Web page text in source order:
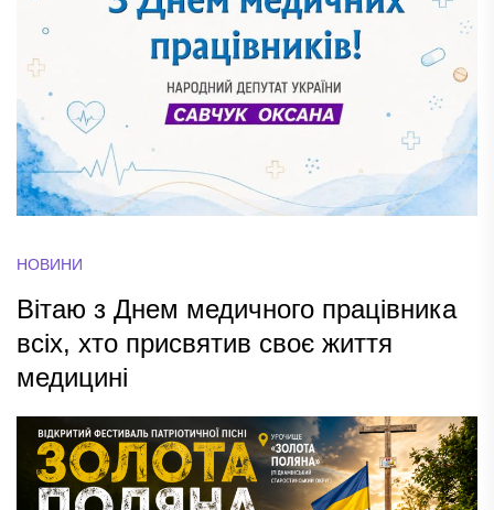
НОВИНИ
Вітаю з Днем медичного працівника
всіх, хто присвятив своє життя
медицині